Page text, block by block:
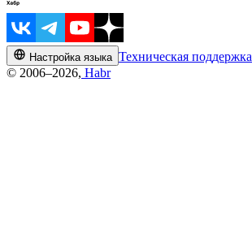
Настройка языка Техническая поддержка
© 2006–2026, Habr